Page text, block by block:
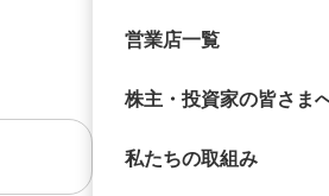
営業店一覧
株主・投資家の皆さま
私たちの取組み